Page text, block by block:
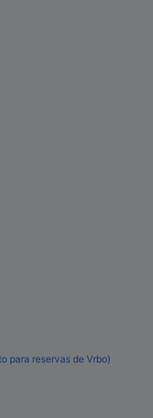
para reservas de Vrbo)